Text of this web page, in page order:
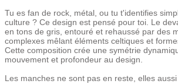
Tu es fan de rock, métal, ou tu t'identifies
culture ? Ce design est pensé pour toi. Le
en tons de gris, entouré et rehaussé par des
complexes mêlant éléments celtiques et
Cette composition crée une symétrie
mouvement et profondeur au design.
Les manches ne sont pas en reste, elles